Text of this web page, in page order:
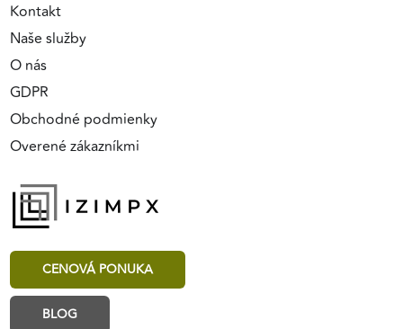
Kontakt
Naše služby
O nás
GDPR
Obchodné podmienky
Overené zákazníkmi
CENOVÁ PONUKA
BLOG